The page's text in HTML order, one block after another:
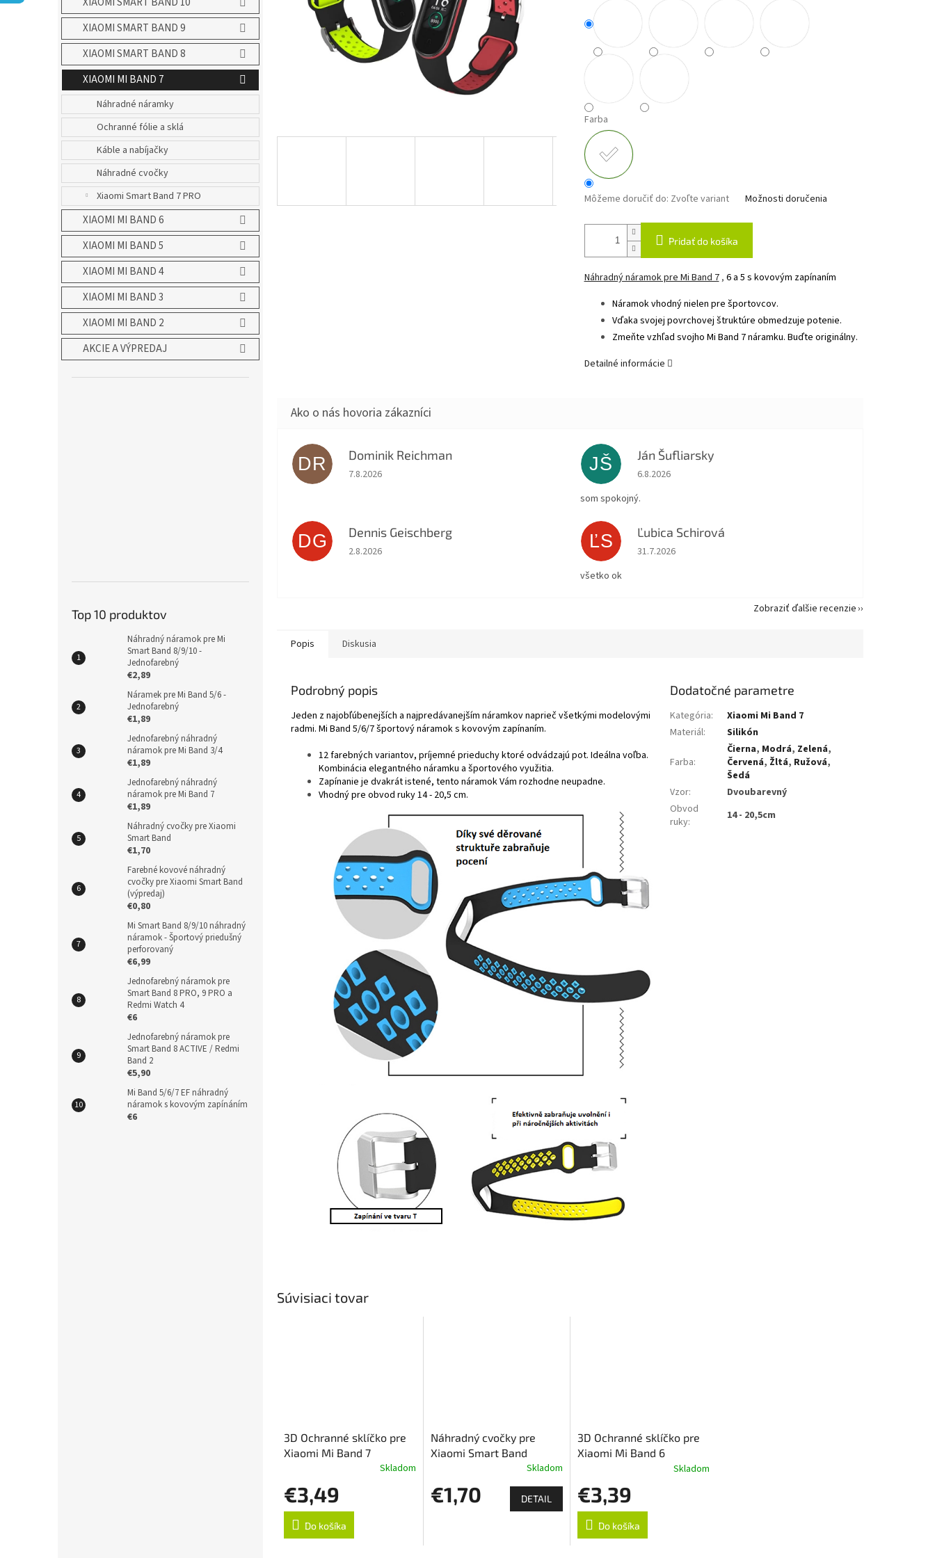
XIAOMI SMART BAND 9
XIAOMI SMART BAND 8
XIAOMI MI BAND 7
Náhradné náramky
Ochranné fólie a sklá
Káble a nabíjačky
Náhradné cvočky
Xiaomi Smart Band 7 PRO
XIAOMI MI BAND 6
XIAOMI MI BAND 5
XIAOMI MI BAND 4
XIAOMI MI BAND 3
XIAOMI MI BAND 2
AKCIE A VÝPREDAJ
Top 10 produktov
Náhradný náramok pre Mi
Smart Band 8/9/10 -
Jednofarebný
€2,89
Náramek pre Mi Band 5/6 -
Jednofarebný
€1,89
Jednofarebný náhradný
náramok pre Mi Band 3/4
€1,89
Jednofarebný náhradný
náramok pre Mi Band 7
€1,89
Náhradný cvočky pre Xiaomi
Smart Band
€1,70
Farebné kovové náhradný
cvočky pre Xiaomi Smart Band
(výpredaj)
€0,80
Mi Smart Band 8/9/10 náhradný
náramok - Športový priedušný
perforovaný
€6,99
Jednofarebný náramok pre
Smart Band 8 PRO, 9 PRO a
Redmi Watch 4
€6
Jednofarebný náramok pre
Smart Band 8 ACTIVE / Redmi
Band 2
€5,90
Mi Band 5/6/7 EF náhradný
náramok s kovovým zapínáním
€6
Farba
Môžeme doručiť do: Zvoľte variant Možnosti doručenia
Pridať do košíka
Náhradný náramok pre Mi Band 7, 6 a 5 s kovovým zapínaním
Náramok vhodný nielen pre športovcov.
Vďaka svojej povrchovej štruktúre obmedzuje potenie.
Zmeňte vzhľad svojho Mi Band 7 náramku. Buďte originálny.
Detailné informácie
Súvisiaci tovar
3D Ochranné sklíčko pre
Xiaomi Mi Band 7
Skladom
€3,49
Do košíka
Náhradný cvočky pre
Xiaomi Smart Band
Skladom
€1,70 DETAIL
3D Ochranné sklíčko pre
Xiaomi Mi Band 6
Skladom
€3,39
Do košíka
Popis Diskusia
Podrobný popis
Jeden z najobľúbenejších a najpredávanejším náramkov naprieč všetkými modelovými
radmi. Mi Band 5/6/7 športový náramok s kovovým zapínaním.
12 farebných variantov, príjemné prieduchy ktoré odvádzajú pot. Ideálna voľba.
Kombinácia elegantného náramku a športového využitia.
Zapínanie je dvakrát istené, tento náramok Vám rozhodne neupadne.
Vhodný pre obvod ruky 14 - 20,5 cm.
Dodatočné parametre
Kategória:
Xiaomi Mi Band 7
Materiál: Silikón
Farba:
Čierna, Modrá, Zelená,
Červená, Žltá, Ružová,
Šedá
Vzor:
Dvoubarevný
Obvod
ruky: 14 - 20,5cm
DR Dominik Reichman
Hodnotenie obchodu je 5 z 5 hviezdičiek.
7.8.2026 JŠ Ján Šufliarsky
Hodnotenie obchodu je 5 z 5 hviezdičiek.
6.8.2026
som spokojný.
DG Dennis Geischberg
Hodnotenie obchodu je 5 z 5 hviezdičiek.
2.8.2026 ĽS Ľubica Schirová
Hodnotenie obchodu je 5 z 5 hviezdičiek.
31.7.2026
všetko ok
Zobraziť ďalšie recenzie